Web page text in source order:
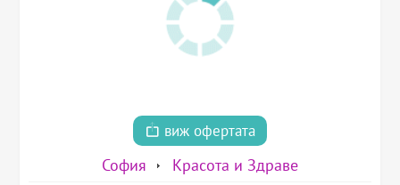
виж офертата
София Красота и Здраве